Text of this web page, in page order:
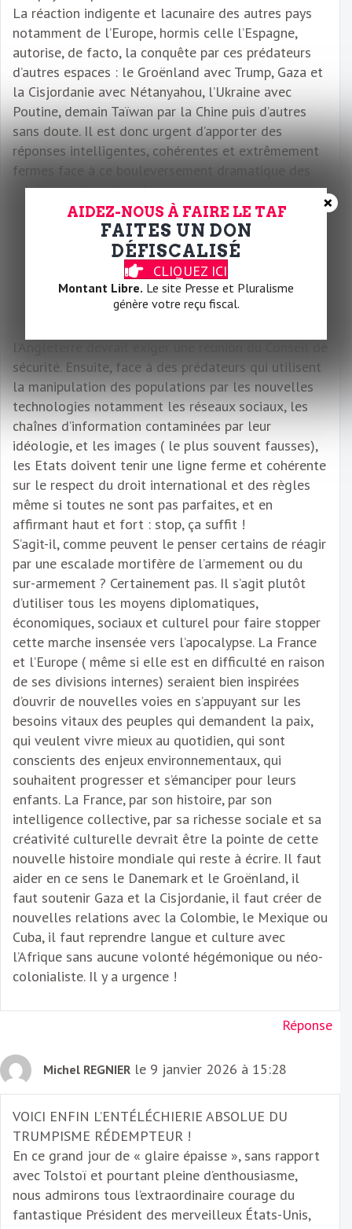
La réaction indigente et lacunaire des autres pays
notamment de l’Europe, hormis celle l’Espagne,
autorise, de facto, la conquête par ces prédateurs
d’autres espaces : le Groënland avec Trump, Gaza et
la Cisjordanie avec Nétanyahou, l’Ukraine avec
Poutine, demain Taïwan par la Chine puis d’autres
sans doute. Il est donc urgent d’apporter des
réponses intelligentes, cohérentes et extrêmement
fermes face à ce bouleversement dramatique des
relations internationales.
Comment ? D’abord en s’appuyant sur le droit
international existant, quelle que soit la nature des
Etats victimes. Maduro est sans doute une crapule,
le Hamas est sans doute une organisation
terroriste, mais est ce une raison suffisante pour
agir envers eux comme des voyous ?
sécurité. Ensuite, face à des prédateurs qui utilisent
la manipulation des populations par les nouvelles
technologies notamment les réseaux sociaux, les
chaînes d’information contaminées par leur
idéologie, et les images ( le plus souvent fausses),
les Etats doivent tenir une ligne ferme et cohérente
sur le respect du droit international et des règles
même si toutes ne sont pas parfaites, et en
affirmant haut et fort : stop, ça suffit !
S’agit-il, comme peuvent le penser certains de réagir
par une escalade mortifère de l’armement ou du
sur-armement ? Certainement pas. Il s’agit plutôt
d’utiliser tous les moyens diplomatiques,
économiques, sociaux et culturel pour faire stopper
cette marche insensée vers l’apocalypse. La France
et l’Europe ( même si elle est en difficulté en raison
de ses divisions internes) seraient bien inspirées
d’ouvrir de nouvelles voies en s’appuyant sur les
besoins vitaux des peuples qui demandent la paix,
qui veulent vivre mieux au quotidien, qui sont
conscients des enjeux environnementaux, qui
souhaitent progresser et s’émanciper pour leurs
enfants. La France, par son histoire, par son
intelligence collective, par sa richesse sociale et sa
créativité culturelle devrait être la pointe de cette
nouvelle histoire mondiale qui reste à écrire. Il faut
aider en ce sens le Danemark et le Groënland, il
faut soutenir Gaza et la Cisjordanie, il faut créer de
nouvelles relations avec la Colombie, le Mexique ou
Cuba, il faut reprendre langue et culture avec
l’Afrique sans aucune volonté hégémonique ou néo-
colonialiste. Il y a urgence !
Réponse
Michel REGNIER le 9 janvier 2026 à 15:28
VOICI ENFIN L’ENTÉLÉCHIERIE ABSOLUE DU
TRUMPISME RÉDEMPTEUR !
En ce grand jour de « glaire épaisse », sans rapport
avec Tolstoï et pourtant pleine d’enthousiasme,
nous admirons tous l’extraordinaire courage du
fantastique Président des merveilleux États-Unis,
AIDEZ-NOUS À FAIRE LE TAF
FAITES UN DON
DÉFISCALISÉ
CLIQUEZ ICI
Montant Libre. Le site Presse et Pluralisme
génère votre reçu fiscal.
×